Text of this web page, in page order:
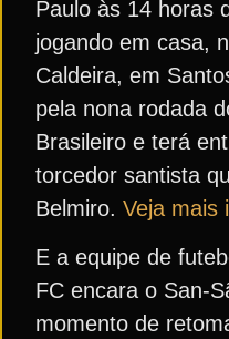
Paulo às 14 horas
jogando em casa,
Caldeira, em
pela nona rodada
Brasileiro e terá
torcedor santista
Belmiro. Veja mais
E a equipe de
FC encara o San-
momento de